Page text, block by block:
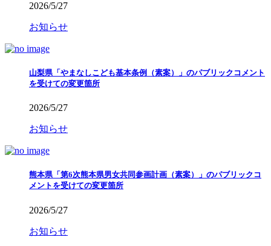
2026/5/27
お知らせ
山梨県「やまなしこども基本条例（素案）」のパブリックコメント
を受けての変更箇所
2026/5/27
お知らせ
熊本県「第6次熊本県男女共同参画計画（素案）」のパブリックコ
メントを受けての変更箇所
2026/5/27
お知らせ